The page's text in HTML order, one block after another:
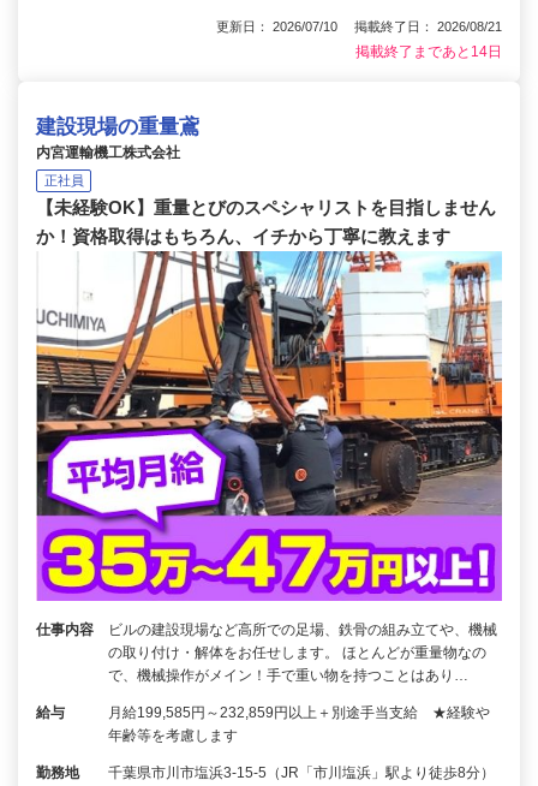
更新日： 2026/07/10 掲載終了日： 2026/08/21
掲載終了まであと14日
建設現場の重量鳶
内宮運輸機工株式会社
正社員
【未経験OK】重量とびのスペシャリストを目指しません
か！資格取得はもちろん、イチから丁寧に教えます
仕事内容
ビルの建設現場など高所での足場、鉄骨の組み立てや、機械
の取り付け・解体をお任せします。 ほとんどが重量物なの
で、機械操作がメイン！手で重い物を持つことはあり…
給与
月給199,585円～232,859円以上＋別途手当支給 ★経験や
年齢等を考慮します
勤務地
千葉県市川市塩浜3-15-5（JR「市川塩浜」駅より徒歩8分）